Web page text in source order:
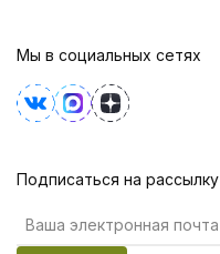
Мы в социальных сетях
Подписаться на рассылку